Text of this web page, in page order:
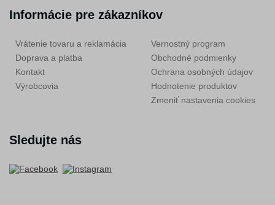
Informácie pre zákazníkov
Vrátenie tovaru a reklamácia
Doprava a platba
Kontakt
Výrobcovia
Vernostný program
Obchodné podmienky
Ochrana osobných údajov
Hodnotenie produktov
Zmeniť nastavenia cookies
Sledujte nás